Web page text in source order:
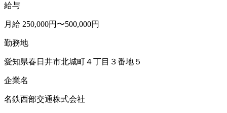
給与
月給 250,000円〜500,000円
勤務地
愛知県春日井市北城町４丁目３番地５
企業名
名鉄西部交通株式会社